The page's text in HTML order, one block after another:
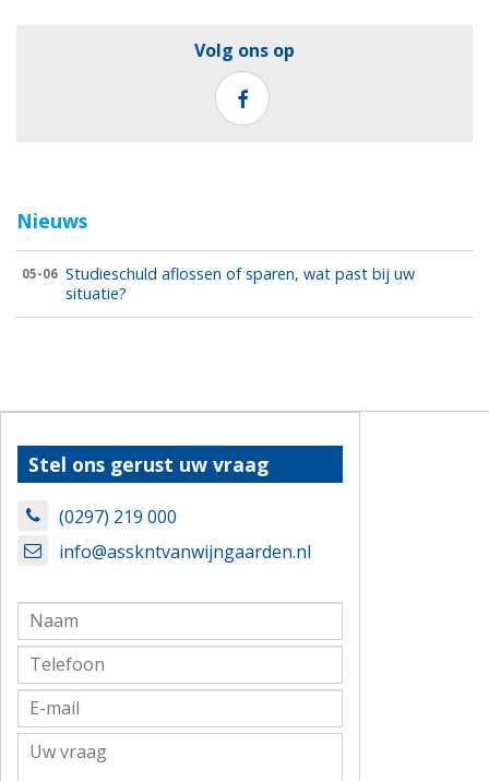
Volg ons op
Nieuws
05-06 Studieschuld aflossen of sparen, wat past bij uw
situatie?
Stel ons gerust uw vraag
(0297) 219 000
info@asskntvanwijngaarden.nl